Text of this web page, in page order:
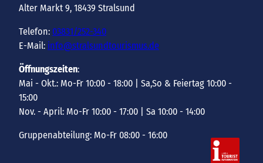
Alter Markt 9, 18439 Stralsund
Telefon: 03831/252-340
E-Mail: info@stralsundtourismus.de
Öffnungszeiten:
Mai - Okt.: Mo-Fr 10:00 - 18:00 | Sa,So & Feiertag 10:00 -
15:00
Nov. - April: Mo-Fr 10:00 - 17:00 | Sa 10:00 - 14:00
Gruppenabteilung: Mo-Fr 08:00 - 16:00